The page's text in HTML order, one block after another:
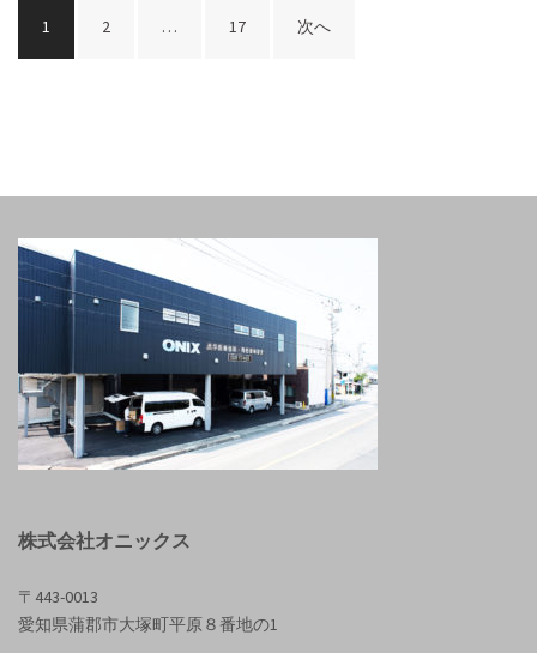
投
稿
ー
シ
ョ
ン
1 2 … 17 次へ
株式会社オニックス
〒443-0013
愛知県蒲郡市大塚町平原８番地の1